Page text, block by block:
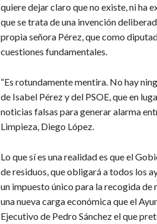
quiere dejar claro que no existe, ni ha
que se trata de una invención
propia señora Pérez, que como
cuestiones fundamentales.
“Es rotundamente mentira. No hay
de Isabel Pérez y del PSOE, que en
noticias falsas para generar alarma
Limpieza, Diego López.
Lo que sí es una realidad es que el
de residuos, que obligará a todos los
un impuesto único para la recogida de
una nueva carga económica que el
Ejecutivo de Pedro Sánchez el que